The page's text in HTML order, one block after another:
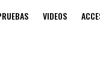
VIDEOS